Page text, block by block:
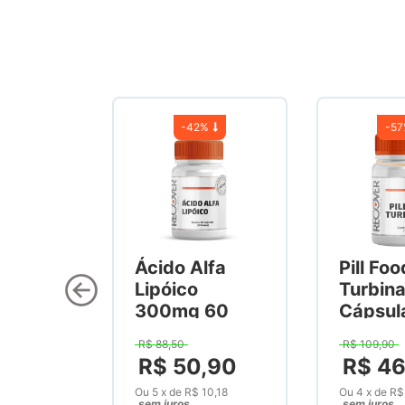
-42%
Ácido Alfa
Lipóico
300mg 60
R$ 88,50
R$ 50,90
Ou 5 x de R$ 10,18
-
Pill
R$ 109,90
R$ 46
Ou4 x de